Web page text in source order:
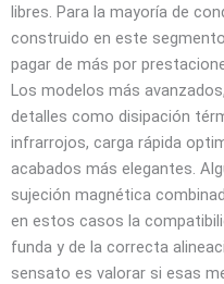
libres. Para la mayoría de
construido en este
pagar de más por
Los modelos más
detalles como disipación
infrarrojos, carga rápida
acabados más elegantes.
sujeción magnética
en estos casos la
funda y de la correcta
sensato es valorar si esas